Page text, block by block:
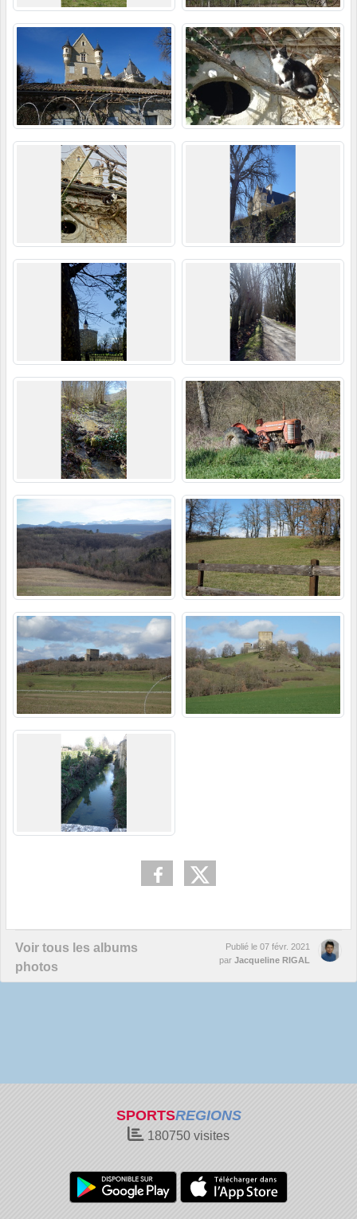
Voir tous les albums
photos
Publié le 07 févr. 2021
par Jacqueline RIGAL
SPORTSREGIONS
180750 visites